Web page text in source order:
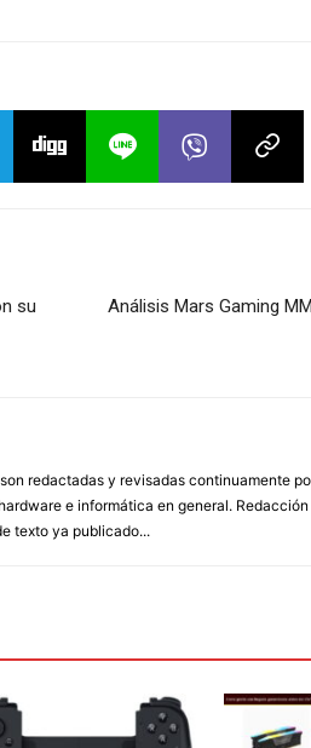
su
Análisis Mars Gaming
redactadas y revisadas continuamente
e informática en general.
texto ya publicado...